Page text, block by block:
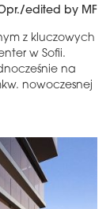
edited by MF
z kluczowych
w Sofii.
na
nowoczesnej